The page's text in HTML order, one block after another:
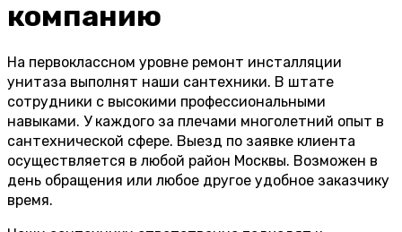
компанию
На первоклассном уровне ремонт инсталляции
унитаза выполнят наши сантехники. В штате
сотрудники с высокими профессиональными
навыками. У каждого за плечами многолетний опыт в
сантехнической сфере. Выезд по заявке клиента
осуществляется в любой район Москвы. Возможен в
день обращения или любое другое удобное заказчику
время.